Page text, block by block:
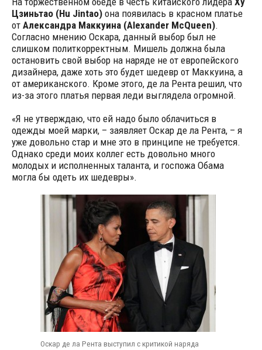
Цзиньтао (Hu Jintao)она появилась в красном платье
от Александра Маккуина (Alexander McQueen).
Согласно мнению Оскара, данный выбор был не
слишком политкорректным. Мишель должна была
остановить свой выбор на наряде не от европейского
дизайнера, даже хоть это будет шедевр от Маккуина, а
от американского. Кроме этого, де ла Рента решил, что
из-за этого платья первая леди выглядела огромной.
«Я не утверждаю, что ей надо было облачиться в
одежды моей марки, – заявляет Оскар де ла Рента, – я
уже довольно стар и мне это в принципе не требуется.
Однако среди моих коллег есть довольно много
молодых и исполненных таланта, и госпожа Обама
могла бы одеть их шедевры».
Оскар де ла Рента выступил с критикой наряда